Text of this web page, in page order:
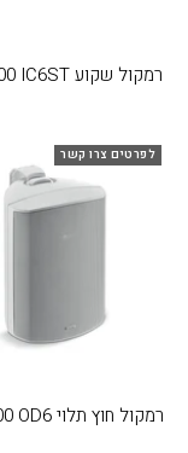
רמקול שקוע Focal 100 IC6ST
לפרטים צרו קשר
רמקול חוץ תלוי Focal 100 OD6